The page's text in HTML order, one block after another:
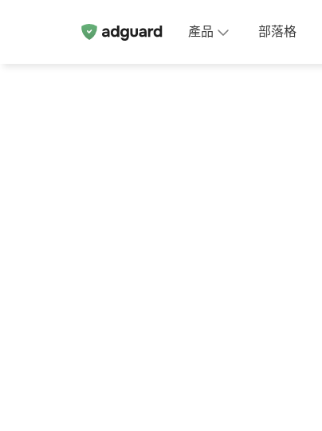
產品 部落格